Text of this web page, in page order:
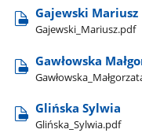
Gajewski Mariusz
Gajewski​_Mariusz.pdf
Gawłowska
Glińska Sylwia
Glińska​_Sylwia.pdf